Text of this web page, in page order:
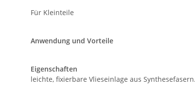
Für Kleinteile
Anwendung und Vorteile
Eigenschaften
leichte, fixierbare Vlieseinlage aus Synthesefasern.